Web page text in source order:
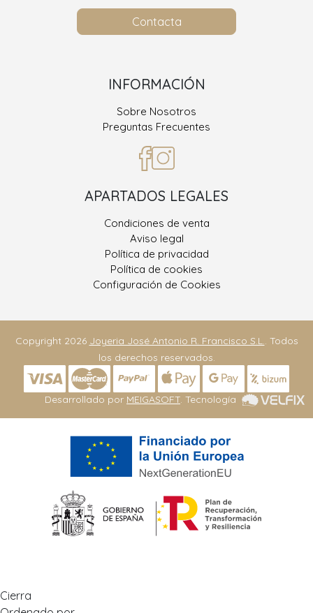
Contacta
INFORMACIÓN
Sobre Nosotros
Preguntas Frecuentes
APARTADOS LEGALES
Condiciones de venta
Aviso legal
Política de privacidad
Política de cookies
Configuración de Cookies
Copyright 2026 Joyeria José Antonio R. Francisco S.L.. Todos
los derechos reservados.
Desarrollado por MEIGASOFT . Tecnología
Cierra